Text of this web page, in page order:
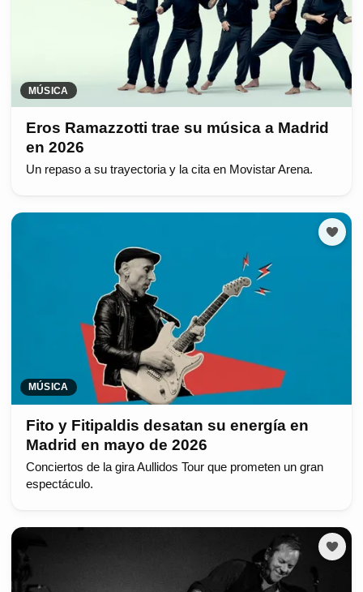
MÚSICA
Eros Ramazzotti trae su música a Madrid
en 2026
Un repaso a su trayectoria y la cita en Movistar Arena.
MÚSICA
Fito y Fitipaldis desatan su energía en
Madrid en mayo de 2026
Conciertos de la gira Aullidos Tour que prometen un gran
espectáculo.